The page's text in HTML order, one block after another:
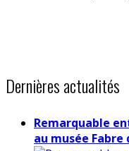
Dernières actualités
Remarquable
au musée